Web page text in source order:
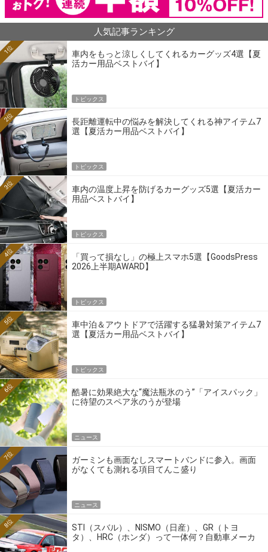
人気記事ランキング
車内をもっと涼しくしてくれるカーグッズ4選【夏
活カー用品ベストバイ】
1位
トピックス
長距離運転中の悩みを解決してくれる神アイテム7
選【夏活カー用品ベストバイ】
2位
トピックス
車内の温度上昇を防げるカーグッズ5選【夏活カー
用品ベストバイ】
3位
トピックス
「買って損なし」の極上スマホ5選【GoodsPress
2026上半期AWARD】
4位
トピックス
車中泊＆アウトドアで活躍する猛暑対策アイテム7
選【夏活カー用品ベストバイ】
5位
トピックス
酷暑に効果絶大な“魔法瓶氷のう”「アイスパック」
に待望のスペア氷のうが登場
6位
ニュース
ガーミンも画面なしスマートバンドに参入。画面
がなくても測れる項目てんこ盛り
7位
ニュース
STI（スバル）、NISMO（日産）、GR（トヨ
タ）、HRC（ホンダ）って一体何？自動車メーカ
8位